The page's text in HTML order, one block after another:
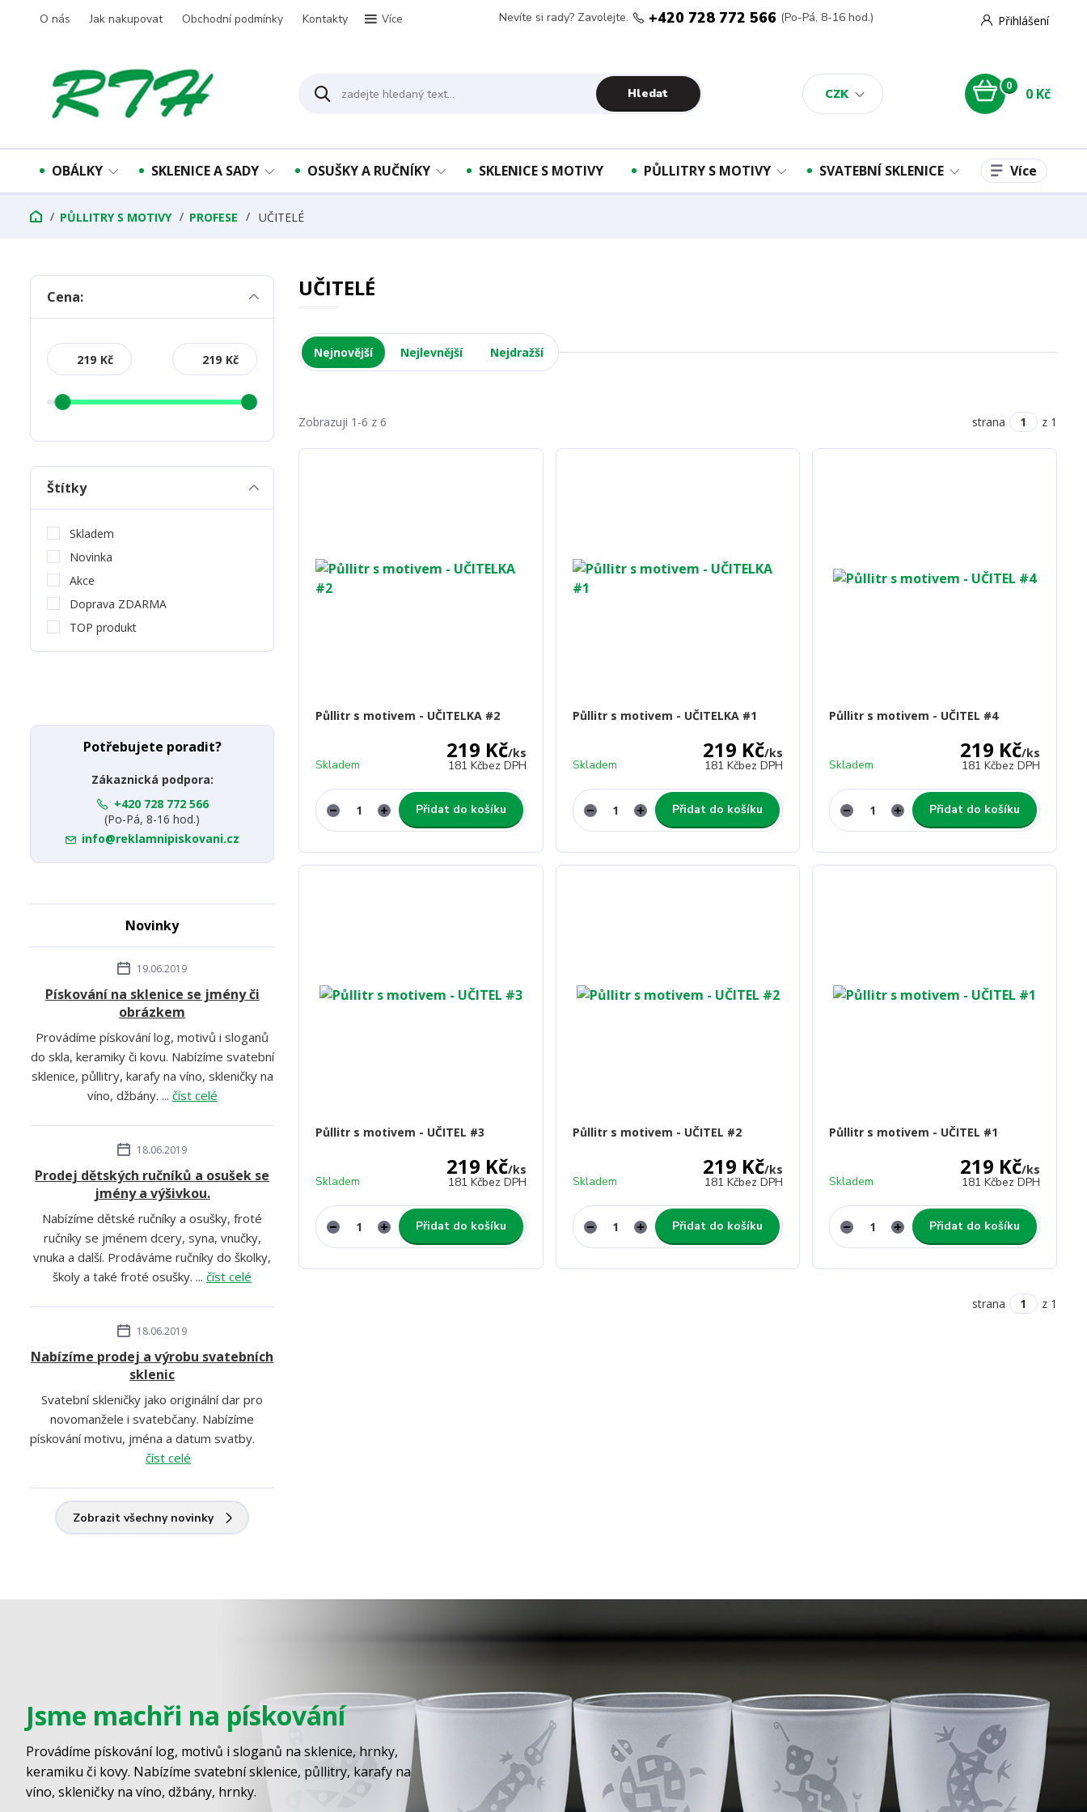
O nás Jak nakupovat Obchodní podmínky Kontakty Více
CZK
Přihlášení
Hledat
Nevíte si rady? Zavolejte. +420 728 772 566 (Po-Pá, 8-16 hod.)
0 0 Kč
OBÁLKY SKLENICE A SADY OSUŠKY A RUČNÍKY SKLENICE S MOTIVY PŮLLITRY S MOTIVY SVATEBNÍ SKLENICE Více
PŮLLITRY S MOTIVY PROFESE UČITELÉ
UČITELÉ
Nejnovější Nejlevnější Nejdražší
Zobrazuji 1-6 z 6 strana z 1
Půllitr s motivem - UČITELKA #2
219 Kč/ks
181 Kčbez DPH
Skladem
Přidat do košíku
Půllitr s motivem - UČITELKA #1
219 Kč/ks
181 Kčbez DPH
Skladem
Přidat do košíku
Půllitr s motivem - UČITEL #4
219 Kč/ks
181 Kčbez DPH
Skladem
Přidat do košíku
Půllitr s motivem - UČITEL #3
219 Kč/ks
181 Kčbez DPH
Skladem
Přidat do košíku
Půllitr s motivem - UČITEL #2
219 Kč/ks
181 Kčbez DPH
Skladem
Přidat do košíku
Půllitr s motivem - UČITEL #1
219 Kč/ks
181 Kčbez DPH
Skladem
Přidat do košíku
strana z 1
Cena:
Kč Kč
Štítky
Skladem
Novinka
Akce
Doprava ZDARMA
TOP produkt
Potřebujete poradit?
Zákaznická podpora:
+420 728 772 566
(Po-Pá, 8-16 hod.)
info@reklamnipiskovani.cz
Novinky
19.06.2019
Pískování na sklenice se jmény či
obrázkem
Provádíme pískování log, motivů i sloganů
do skla, keramiky či kovu. Nabízíme svatební
sklenice, půllitry, karafy na víno, skleničky na
víno, džbány. ... číst celé
18.06.2019
Prodej dětských ručníků a osušek se
jmény a výšivkou.
Nabízíme dětské ručníky a osušky, froté
ručníky se jménem dcery, syna, vnučky,
vnuka a další. Prodáváme ručníky do školky,
školy a také froté osušky. ...číst celé
18.06.2019
Nabízíme prodej a výrobu svatebních
sklenic
Svatební skleničky jako originální dar pro
novomanžele i svatebčany. Nabízíme
pískování motivu, jména a datum svatby.
číst celé
Zobrazit všechny novinky
Jsme machři na pískování
Provádíme pískování log, motivů i sloganů na sklenice, hrnky,
keramiku či kovy. Nabízíme svatební sklenice, půllitry, karafy na
víno, skleničky na víno, džbány, hrnky.